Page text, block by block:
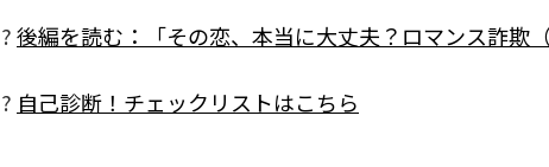
?後編を読む：「その恋、本当に大丈夫？ロマンス詐欺
? 自己診断！チェックリストはこちら